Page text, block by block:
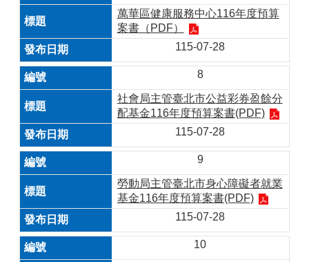
萬華區健康服務中心116年度預算
案書（PDF）
115-07-28
8
社會局主管臺北市公益彩券盈餘分
配基金116年度預算案書(PDF)
115-07-28
9
勞動局主管臺北市身心障礙者就業
基金116年度預算案書(PDF)
115-07-28
10